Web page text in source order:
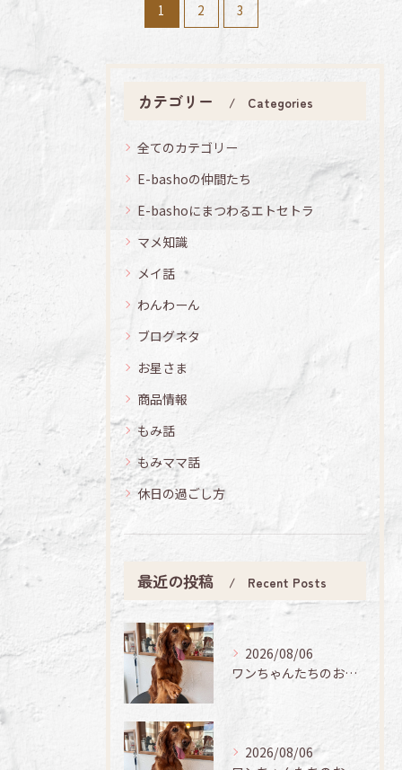
1 2 3
カテゴリー Categories
全てのカテゴリー
E-bashoの仲間たち
E-bashoにまつわるエトセトラ
マメ知識
メイ話
わんわーん
ブログネタ
お星さま
商品情報
もみ話
もみママ話
休日の過ごし方
最近の投稿 Recent Posts
2026/08/06
ワンちゃんたちのお手入れ日記🐶✨
2026/08/06